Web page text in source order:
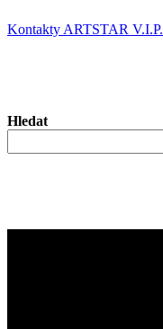
Kontakty ARTSTAR V.I.P.
Hledat